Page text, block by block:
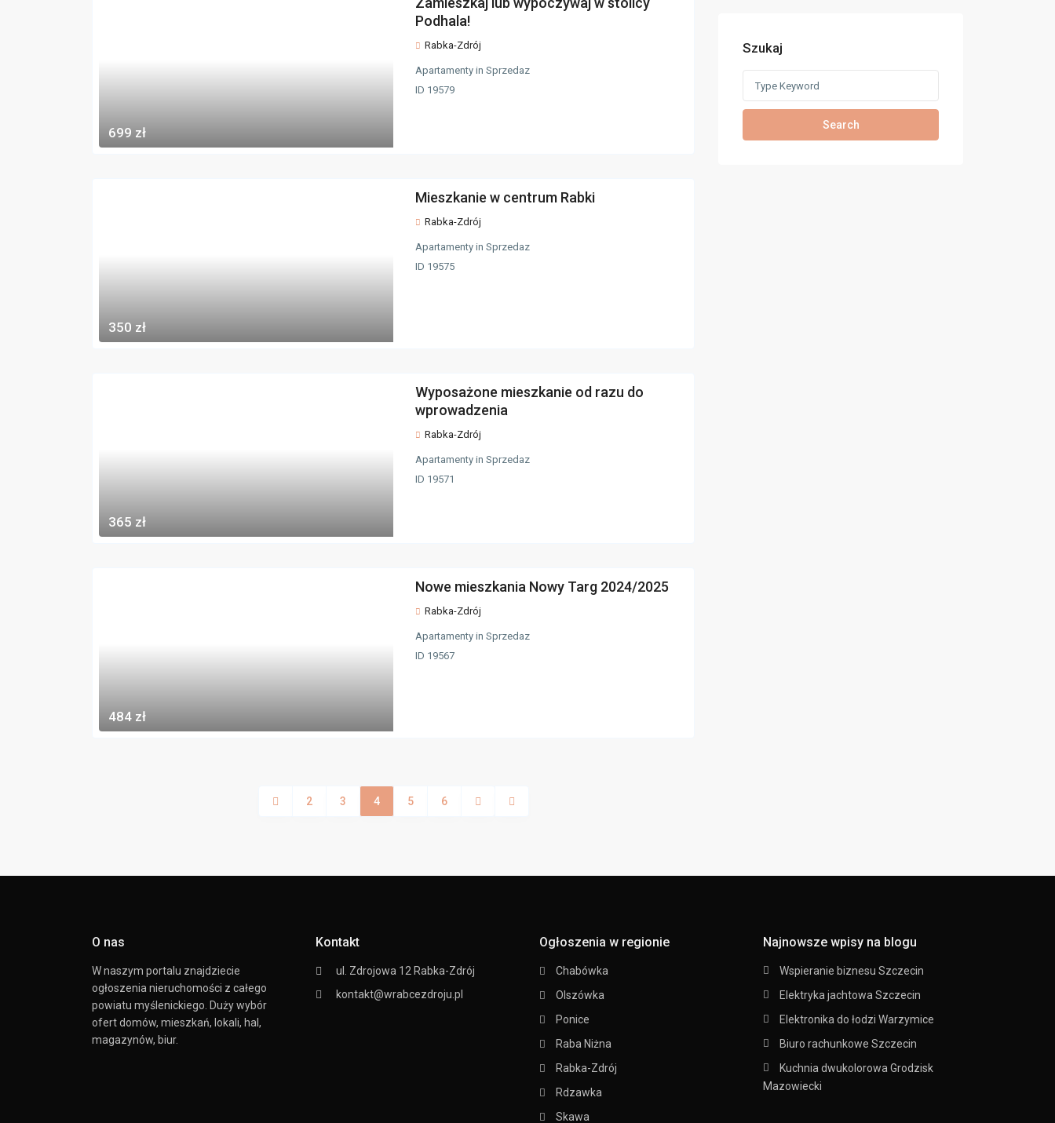
699 zł
Podhala!
Rabka-Zdrój
Apartamenty in Sprzedaz
ID 19579
350 zł
Mieszkanie w centrum Rabki
Rabka-Zdrój
Apartamenty in Sprzedaz
ID 19575
365 zł
Wyposażone mieszkanie od razu do
wprowadzenia
Rabka-Zdrój
Apartamenty in Sprzedaz
ID 19571
484 zł
Nowe mieszkania Nowy Targ 2024/2025
Rabka-Zdrój
Apartamenty in Sprzedaz
ID 19567
2 3 4 5 6
Szukaj
Search
O nas
W naszym portalu znajdziecie
ogłoszenia nieruchomości z całego
powiatu myślenickiego. Duży wybór
ofert domów, mieszkań, lokali, hal,
magazynów, biur.
Kontakt
ul. Zdrojowa 12 Rabka-Zdrój
kontakt@wrabcezdroju.pl
Ogłoszenia w regionie
Chabówka
Olszówka
Ponice
Raba Niżna
Rabka-Zdrój
Rdzawka
Skawa
Najnowsze wpisy na blogu
Wspieranie biznesu Szczecin
Elektryka jachtowa Szczecin
Elektronika do łodzi Warzymice
Biuro rachunkowe Szczecin
Kuchnia dwukolorowa Grodzisk
Mazowiecki